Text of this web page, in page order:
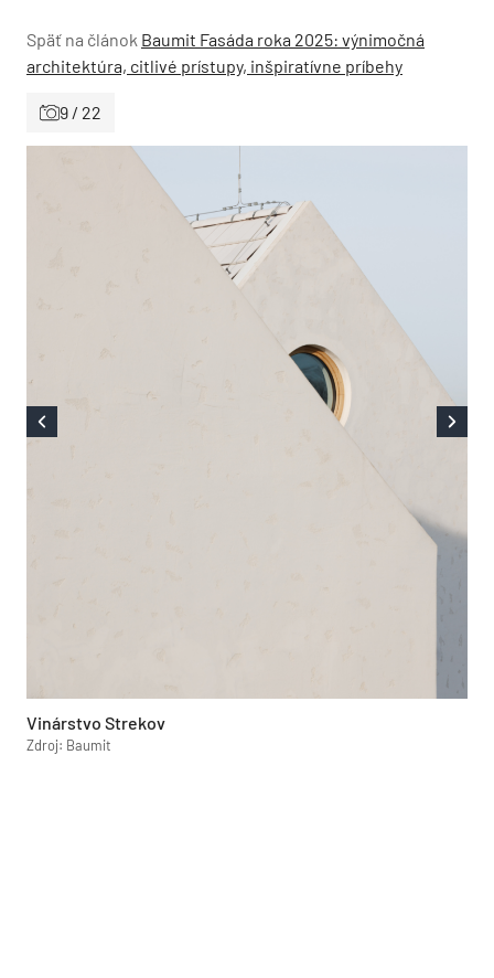
Späť na článok Baumit Fasáda roka 2025: výnimočná
architektúra, citlivé prístupy, inšpiratívne príbehy
9 / 22
Vinárstvo Strekov
Zdroj: Baumit